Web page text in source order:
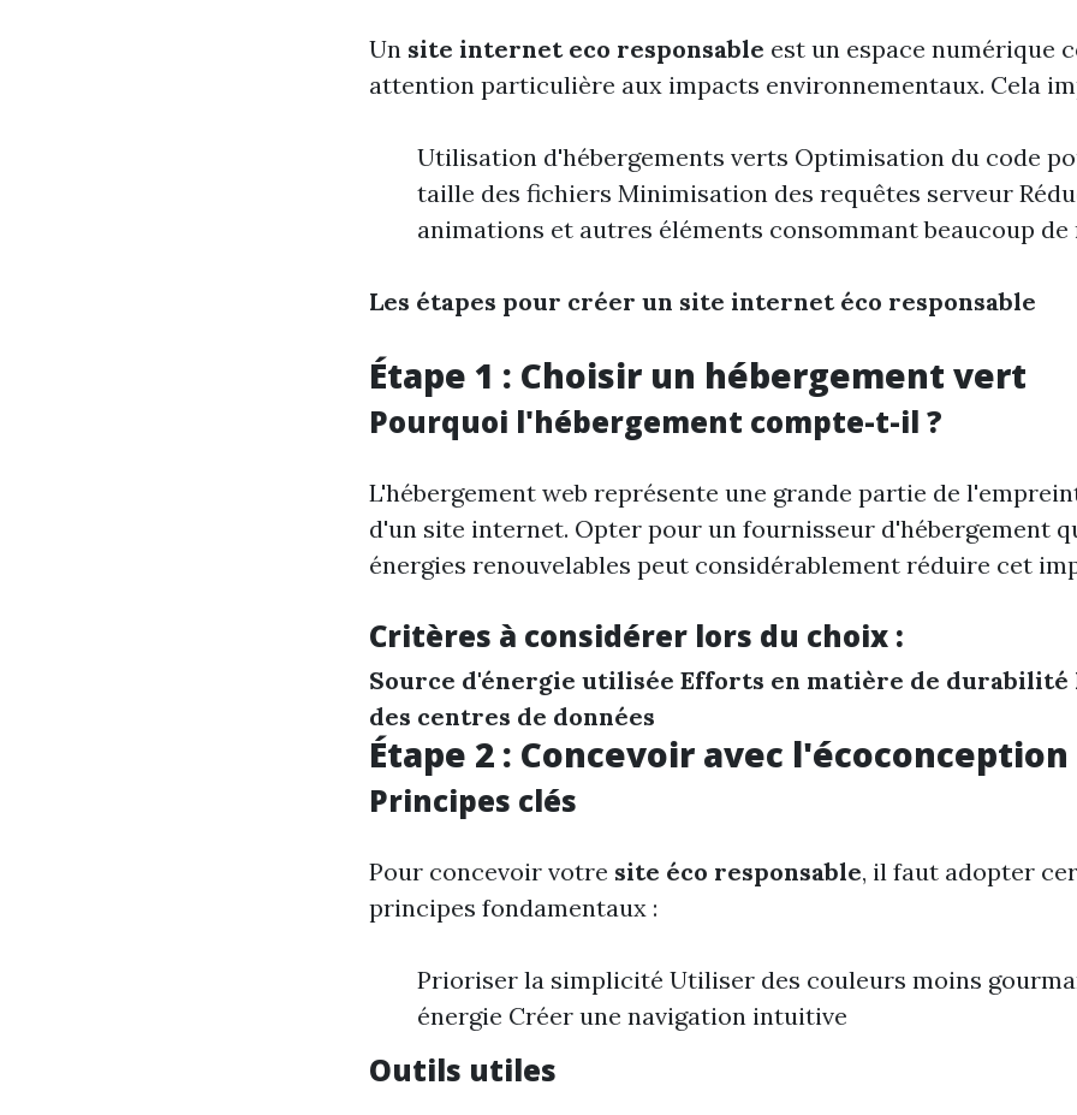
Un site internet eco responsable est un espace numérique
attention particulière aux impacts environnementaux. Cela
Utilisation d'hébergements verts Optimisation du code
taille des fichiers Minimisation des requêtes serveur
animations et autres éléments consommant beaucoup de
Les étapes pour créer un site internet éco responsable
Étape 1 : Choisir un hébergement vert
Pourquoi l'hébergement compte-t-il ?
L'hébergement web représente une grande partie de
d'un site internet. Opter pour un fournisseur d'hébergement
énergies renouvelables peut considérablement réduire cet
Critères à considérer lors du choix :
Source d'énergie utilisée Efforts en matière de durabilité
des centres de données
Étape 2 : Concevoir avec
Principes clés
Pour concevoir votre site éco responsable, il faut adopter
principes fondamentaux :
Prioriser la simplicité Utiliser des couleurs moins
énergie Créer une navigation intuitive
Outils utiles